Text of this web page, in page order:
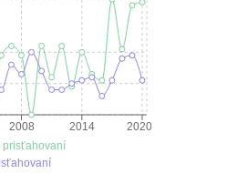
2008 2014 2020
prisťahovaní